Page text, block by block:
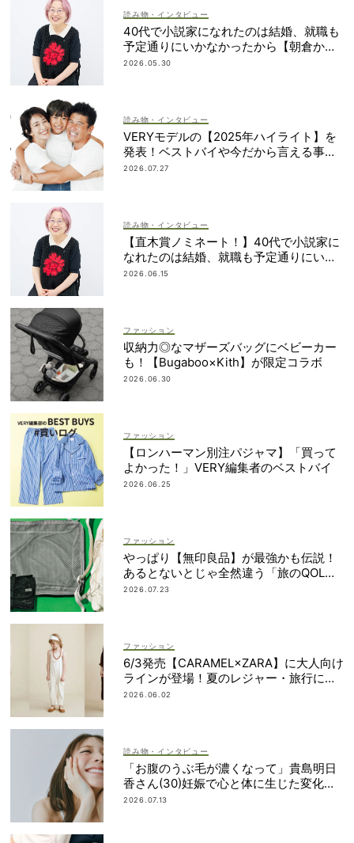
読み物・インタビュー
40代で小説家になれたのは結婚、就職も
予定通りにいかなかったから【朝倉かす
みさん】
2026.05.30
読み物・インタビュー
VERYモデルの【2025年ハイライト】を
発表！ベストバイや今だから言える事件
簿も大公開
2026.07.27
読み物・インタビュー
【直木賞ノミネート！】40代で小説家に
なれたのは結婚、就職も予定通りにいか
なかったから｜朝倉かすみさん
2026.06.15
ファッション
収納力◎なマザーズバッグにベビーカー
も！【Bugaboo×Kith】が限定コラボ
2026.06.30
ファッション
【ロンハーマン別注パジャマ】「買って
よかった！」VERY編集者のベストバイ
2026.06.25
ファッション
やっぱり【無印良品】が最強かも伝説！
あるとないとじゃ全然違う「旅のQOL爆
上げアイテム」
2026.07.23
ファッション
6/3発売【CARAMEL×ZARA】に大人向け
ラインが登場！夏のレジャー・旅行にも
おすすめ
2026.06.02
読み物・インタビュー
「お腹のうぶ毛が濃くなって」貴島明日
香さん(30)妊娠で心と体に生じた変化も
「愛しいです」
2026.07.13